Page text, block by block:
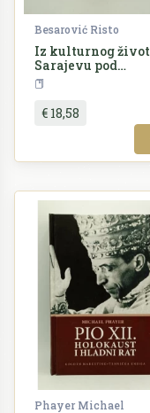
Besarović Risto
Iz kulturnog
Sarajevu pod
Austrougarskom
upravom
€ 18,58
Phayer Michael